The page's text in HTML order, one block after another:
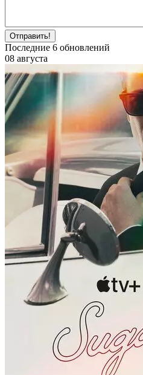
Отправить!
Последние 6 обновлений
08 августа